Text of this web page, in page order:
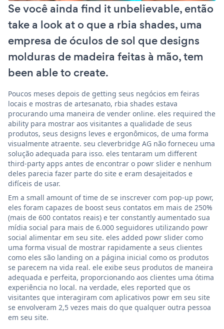
Se você ainda find it unbelievable, então
take a look at o que a rbia shades, uma
empresa de óculos de sol que designs
molduras de madeira feitas à mão, tem
been able to create.
Poucos meses depois de getting seus negócios em feiras
locais e mostras de artesanato, rbia shades estava
procurando uma maneira de vender online. eles required the
ability para mostrar aos visitantes a qualidade de seus
produtos, seus designs leves e ergonômicos, de uma forma
visualmente atraente. seu cleverbridge AG não forneceu uma
solução adequada para isso. eles tentaram um different
third-party apps antes de encontrar o powr slider e nenhum
deles parecia fazer parte do site e eram desajeitados e
difíceis de usar.
Em a small amount of time de se inscrever com pop-up powr,
eles foram capazes de boost seus contatos em mais de 250%
(mais de 600 contatos reais) e ter constantly aumentado sua
mídia social para mais de 6.000 seguidores utilizando powr
social alimentar em seu site. eles added powr slider como
uma forma visual de mostrar rapidamente a seus clientes
como eles são landing on a página inicial como os produtos
se parecem na vida real. ele exibe seus produtos de maneira
adequada e perfeita, proporcionando aos clientes uma ótima
experiência no local. na verdade, eles reported que os
visitantes que interagiram com aplicativos powr em seu site
se envolveram 2,5 vezes mais do que qualquer outra pessoa
em seu site.